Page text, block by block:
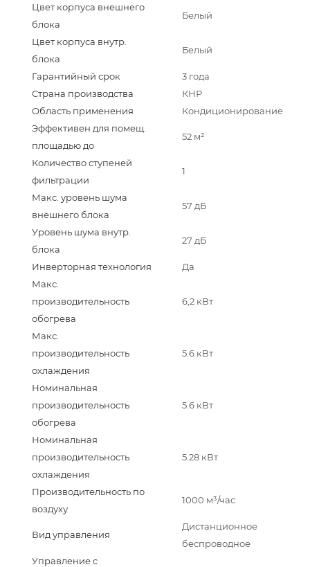
Цвет корпуса внешнего
блока
Белый
Цвет корпуса внутр.
блока
Белый
Гарантийный срок
3 года
Страна производства
КНР
Область применения
Кондиционирование
Эффективен для помещ.
площадью до
52 м²
Количество ступеней
фильтрации
1
Макс. уровень шума
внешнего блока
57 дБ
Уровень шума внутр.
блока
27 дБ
Инверторная технология
Да
Макс.
производительность
обогрева
6,2 кВт
Макс.
производительность
охлаждения
5.6 кВт
Номинальная
производительность
обогрева
5.6 кВт
Номинальная
производительность
охлаждения
5.28 кВт
Производительность по
воздуху
1000 м³/час
Вид управления
Дистанционное
беспроводное
Управление c